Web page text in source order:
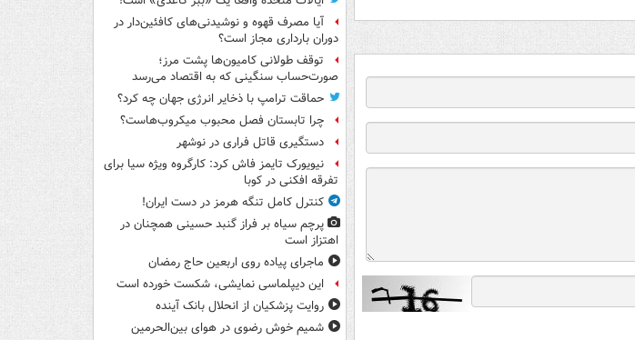
آیا مصرف قهوه و نوشیدنی‌های کافئین‌دار در
دوران بارداری مجاز است؟
توقف طولانی کامیون‌ها پشت مرز؛
صورت‌حساب سنگینی که به اقتصاد می‌رسد
حماقت ترامپ با ذخایر انرژی جهان چه کرد؟
چرا تابستان فصل محبوب میکروب‌هاست؟
دستگیری قاتل فراری در نوشهر
نیویورک تایمز فاش کرد: کارگروه ویژه سیا برای
تفرقه افکنی در کوبا
کنترل کامل تنگه هرمز در دست ایران!
پرچم سیاه بر فراز گنبد حسینی همچنان در
اهتزاز است
ماجرای پیاده روی اربعین حاج رمضان
این دیپلماسی نمایشی، شکست خورده است
روایت پزشکیان از انحلال بانک آینده
شمیم خوش رضوی در هوای بین‌الحرمین